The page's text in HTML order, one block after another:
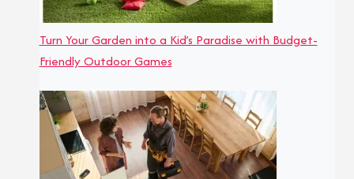
Turn Your Garden into a Kid’s Paradise with Budget-
Friendly Outdoor Games